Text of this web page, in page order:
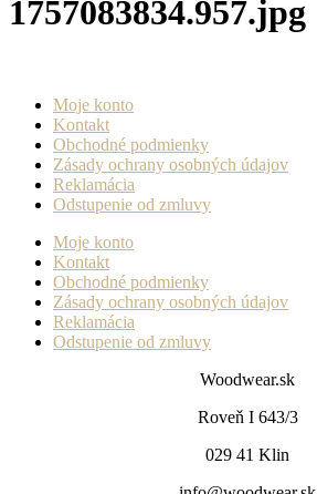
1757083834.957.jpg
Moje konto
Kontakt
Obchodné podmienky
Zásady ochrany osobných údajov
Reklamácia
Odstupenie od zmluvy
Moje konto
Kontakt
Obchodné podmienky
Zásady ochrany osobných údajov
Reklamácia
Odstupenie od zmluvy
Woodwear.sk
Roveň I 643/3
029 41 Klin